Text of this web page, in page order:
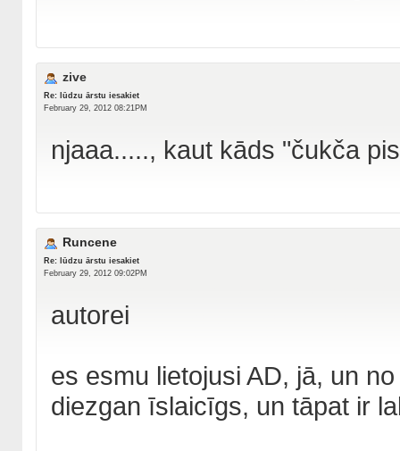
zive
Re: lūdzu ārstu iesakiet
February 29, 2012 08:21PM
njaaa....., kaut kāds "čukča
Runcene
Re: lūdzu ārstu iesakiet
February 29, 2012 09:02PM
autorei
es esmu lietojusi AD, jā, un
diezgan īslaicīgs, un tāpat ir